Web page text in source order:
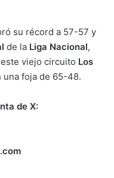
su récord a 57-57 y
de la Liga Nacional,
viejo circuito Los
foja de 65-48.
de X: